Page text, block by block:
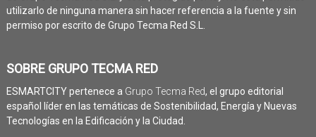
utilizarlo de ninguna manera sin hacer referencia a la fuente y sin
permiso por escrito de Grupo Tecma Red S.L.
SOBRE GRUPO TECMA RED
ESMARTCITY pertenece a Grupo Tecma Red, el grupo editorial
español líder en las temáticas de Sostenibilidad, Energía y Nuevas
Tecnologías en la Edificación y la Ciudad.